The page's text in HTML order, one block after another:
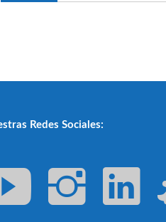
Redes Sociales: